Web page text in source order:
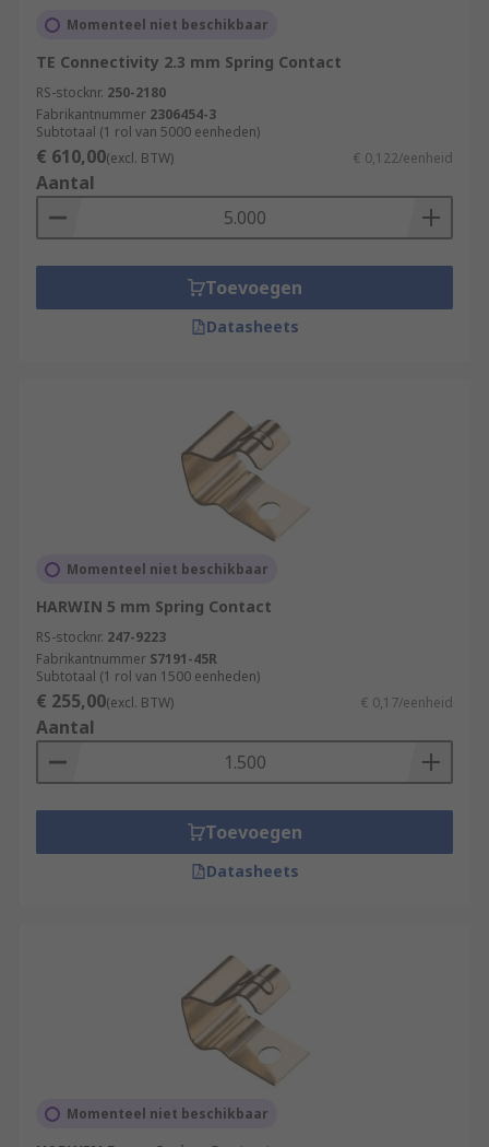
Momenteel niet beschikbaar
TE Connectivity 2.3 mm Spring Contact
RS-stocknr. 250-2180
Fabrikantnummer 2306454-3
Subtotaal (1 rol van 5000 eenheden)
€ 610,00(excl. BTW) € 0,122/eenheid
Aantal
Toevoegen
Datasheets
Momenteel niet beschikbaar
HARWIN 5 mm Spring Contact
RS-stocknr. 247-9223
Fabrikantnummer S7191-45R
Subtotaal (1 rol van 1500 eenheden)
€ 255,00(excl. BTW) € 0,17/eenheid
Aantal
Toevoegen
Datasheets
Momenteel niet beschikbaar